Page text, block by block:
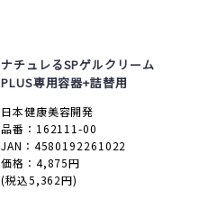
ナチュレるSPゲルクリーム
PLUS専用容器+詰替用
日本健康美容開発
品番：162111-00
JAN：4580192261022
価格：4,875円
(税込5,362円)